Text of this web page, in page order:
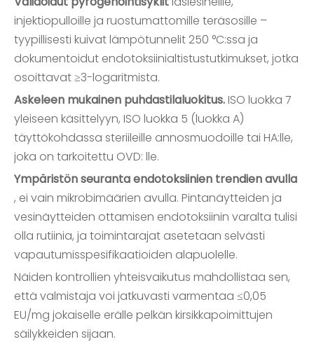
injektiopulloille ja ruostumattomille teräsosille –
tyypillisesti kuivat lämpötunnelit 250 °C:ssa ja
dokumentoidut endotoksiinialtistustutkimukset, jotka
osoittavat ≥3-logaritmista.
Askeleen mukainen puhdastilaluokitus.ISO luokka 7
yleiseen käsittelyyn, ISO luokka 5 (luokka A)
täyttökohdassa steriileille annosmuodoille tai HA:lle,
joka on tarkoitettu OVD: lle.
Ympäristön seuranta endotoksiinien trendien avulla
, ei vain mikrobimäärien avulla. Pintanäytteiden ja
vesinäytteiden ottamisen endotoksiinin varalta tulisi
olla rutiinia, ja toimintarajat asetetaan selvästi
vapautumisspesifikaatioiden alapuolelle.
Näiden kontrollien yhteisvaikutus mahdollistaa sen,
että valmistaja voi jatkuvasti varmentaa ≤0,05
EU/mg jokaiselle erälle pelkän kirsikkapoimittujen
säilykkeiden sijaan.